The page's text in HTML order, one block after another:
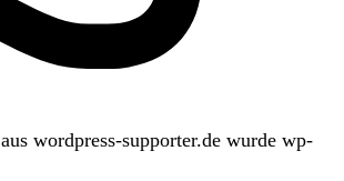
aus wordpress-supporter.de wurde wp-